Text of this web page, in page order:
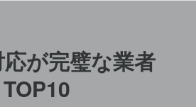
が完璧な業者
TOP10